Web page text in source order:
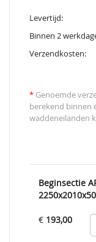
Levertijd:
Binnen 2
Verzendkosten:
* Genoemde
berekend binnen
waddeneilanden
Beginsectie
€ 193,00